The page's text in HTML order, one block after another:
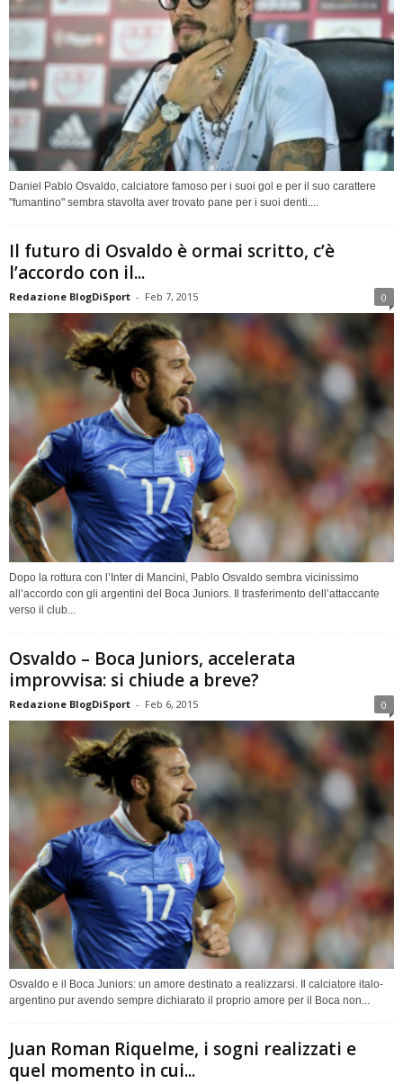
Daniel Pablo Osvaldo, calciatore famoso per i suoi gol e per il suo carattere
"fumantino" sembra stavolta aver trovato pane per i suoi denti....
Il futuro di Osvaldo è ormai scritto, c’è
l’accordo con il...
Redazione BlogDiSport - Feb 7, 2015 0
Dopo la rottura con l’Inter di Mancini, Pablo Osvaldo sembra vicinissimo
all’accordo con gli argentini del Boca Juniors. Il trasferimento dell’attaccante
verso il club...
Osvaldo – Boca Juniors, accelerata
improvvisa: si chiude a breve?
Redazione BlogDiSport - Feb 6, 2015 0
Osvaldo e il Boca Juniors: un amore destinato a realizzarsi. Il calciatore italo-
argentino pur avendo sempre dichiarato il proprio amore per il Boca non...
Juan Roman Riquelme, i sogni realizzati e
quel momento in cui...